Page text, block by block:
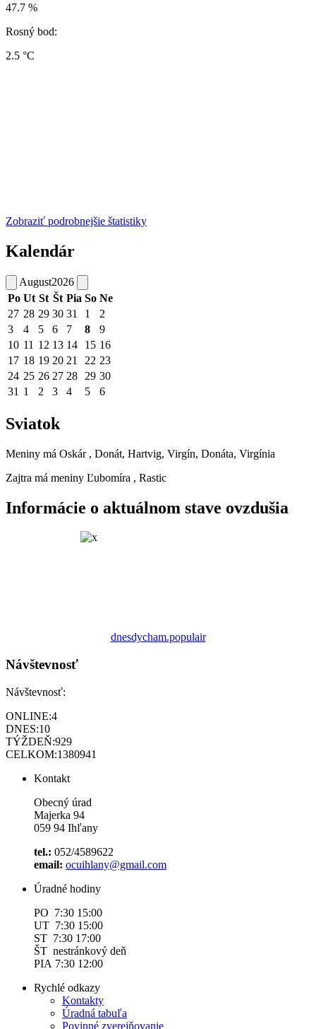
47.7 %
Rosný bod:
2.5 °C
Zobraziť podrobnejšie štatistiky
Kalendár
August2026
Po Ut St Št Pia So Ne
27 28 29 30 31 1
2
3
4 5 6 7 8
9
10 11 12 13 14 15 16
17 18 19 20 21 22 23
24 25 26 27 28 29 30
31 1 2 3 4 5 6
Sviatok
Meniny má Oskár , Donát, Hartvig, Virgín, Donáta, Virgínia
Zajtra má meniny Ľubomíra , Rastic
Informácie o aktuálnom stave ovzdušia
dnesdycham.populair
Návštevnosť
Návštevnosť:
ONLINE:4
DNES:10
TÝŽDEŇ:929
CELKOM:1380941
Kontakt
Obecný úrad
Majerka 94
059 94 Ihľany
tel.: 052/4589622
email: ocuihlany@gmail.com
Úradné hodiny
PO 7:30 15:00
UT 7:30 15:00
ST 7:30 17:00
ŠT nestránkový deň
PIA 7:30 12:00
Rychlé odkazy
Kontakty
Úradná tabuľa
Povinné zverejňovanie